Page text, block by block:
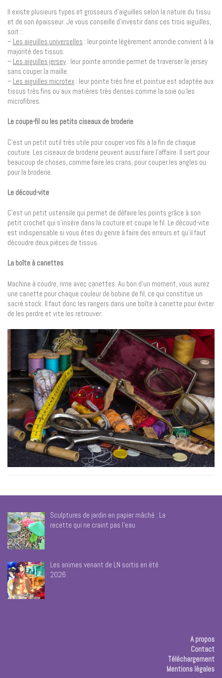
Il existe plusieurs types et grosseurs d’aiguilles selon la nature du tissu
et de son épaisseur. Je vous conseille d’investir dans ces trois aiguilles,
soit :
– Les aiguilles universelles : leur pointe légèrement arrondie convient à la
majorité des tissus.
– Les aiguilles jersey : leur pointe arrondie permet de traverser le jersey
sans couper la maille.
– Les aiguilles microtex : leur pointe très fine et pointue est adaptée aux
tissus très fins ou aux matières très denses comme la soie ou les
microfibres.
Le coupe-fil ou les petits ciseaux de broderie
C’est un petit outil très utile pour couper vos fils à la fin de chaque
couture. Les ciseaux de broderie peuvent aussi faire l’affaire. Il sert pour
beaucoup de choses, comme faire les crans, pour couper les angles ou
pour la broderie.
Le découd-vite
C’est un petit ustensile qui permet de défaire les points grâce à son
petit crochet qui s’insère dans la couture et coupe le fil. Le découd-vite
est indispensable si vous êtes du genre à faire des erreurs et qu’il faut
découdre deux pièces de tissus.
La boîte à canettes
Machine à coudre, rime avec canettes. Au bon d’un moment, vous aurez
une canette pour chaque couleur de bobine de fil, ce qui constitue un
sacré stock. Il faut donc les rangers dans une boîte à canette pour éviter
de les perdre et vite les retrouver.
Sculptures de jardin en papier mâché : La
recette qui ne craint pas l’eau
Les animes venant de LN sortis en été
2026
A propos
Contact
Téléchargement
Mentions légales